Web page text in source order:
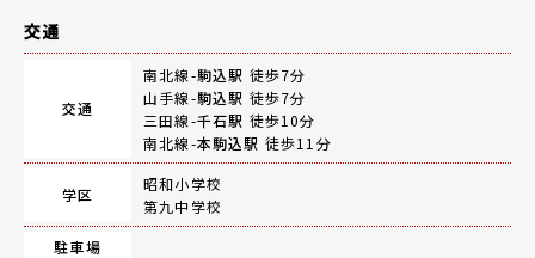
交通
交通
南北線-駒込駅 徒歩7分
山手線-駒込駅 徒歩7分
三田線-千石駅 徒歩10分
南北線-本駒込駅 徒歩11分
学区
昭和小学校
第九中学校
駐車場